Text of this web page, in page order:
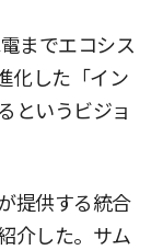
までエコシス
化した「イン
というビジョ
提供する統合
介した。サム